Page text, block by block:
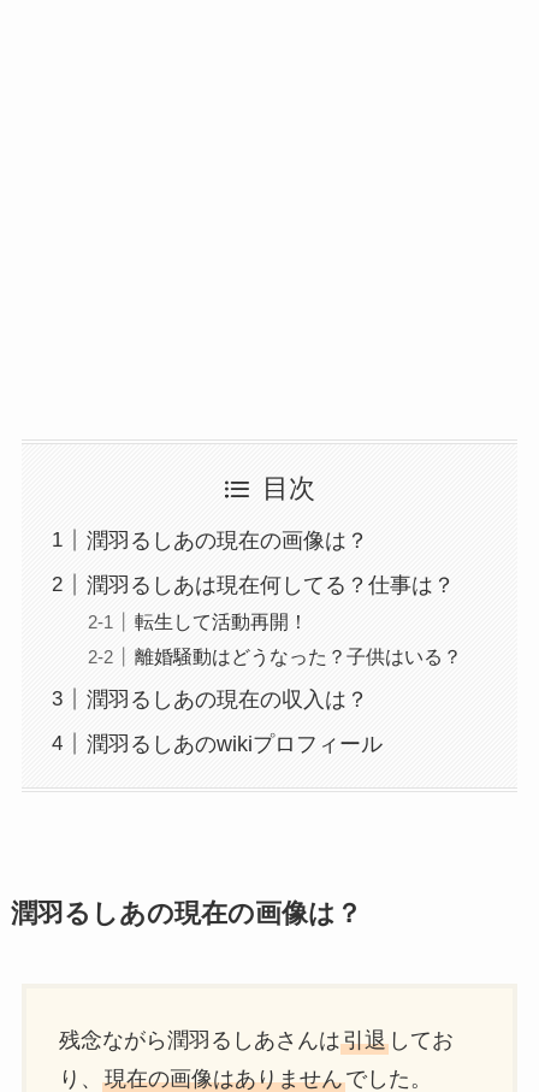
目次
潤羽るしあの現在の画像は？
潤羽るしあは現在何してる？仕事は？
転生して活動再開！
離婚騒動はどうなった？子供はいる？
潤羽るしあの現在の収入は？
潤羽るしあのwikiプロフィール
潤羽るしあの現在の画像は？
残念ながら潤羽るしあさんは引退してお
り、 現在の画像はありませんでした。